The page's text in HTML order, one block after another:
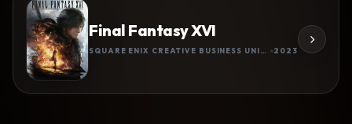
Final Fantasy XVI
SQUARE ENIX CREATIVE BUSINESS UNIT III 2023